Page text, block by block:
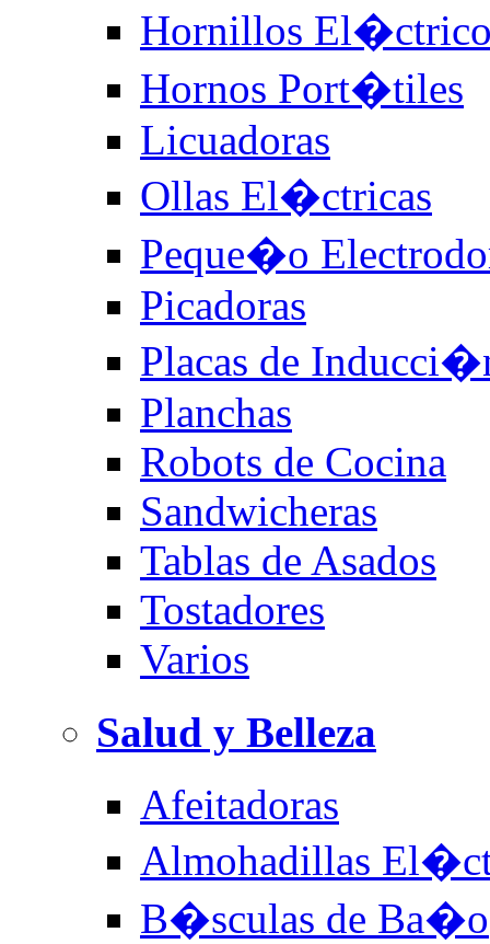
Hornillos
Hornos Port�tiles
Licuadoras
Ollas El�ctricas
Peque�o
Picadoras
Placas de
Planchas
Robots de Cocina
Sandwicheras
Tablas de Asados
Tostadores
Varios
Salud y Belleza
Afeitadoras
Almohadillas
B�sculas de Ba�o